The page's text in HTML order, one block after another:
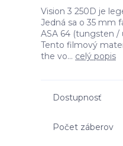
Vision 3 250D je
Jedná sa o 35 mm
ASA 64 (tungsten /
Tento filmový
the vo... celý popis
Dostupnosť
Počet záberov